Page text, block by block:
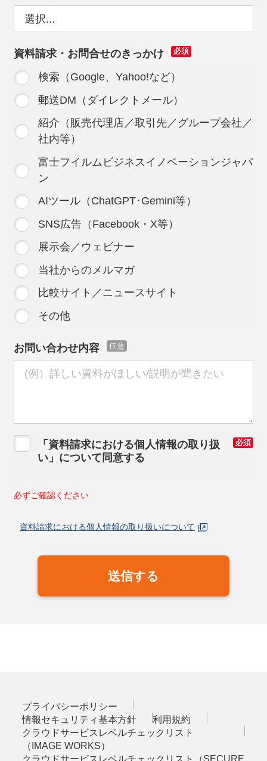
必須
資料請求・お問合せのきっかけ
検索（Google、Yahoo!など）
郵送DM（ダイレクトメール）
紹介（販売代理店／取引先／グループ会社／
社内等）
富士フイルムビジネスイノベーションジャパ
ン
AIツール（ChatGPT･Gemini等）
SNS広告（Facebook・X等）
展示会／ウェビナー
当社からのメルマガ
比較サイト／ニュースサイト
その他
任意
お問い合わせ内容
必須
「資料請求における個人情報の取り扱
い」について同意する
必ずご確認ください
資料請求における個人情報の取り扱いについて
送信する
プライバシーポリシー
情報セキュリティ基本方針
利用規約
クラウドサービスレベルチェックリスト
（IMAGE WORKS）
クラウドサービスレベルチェックリスト（SECURE